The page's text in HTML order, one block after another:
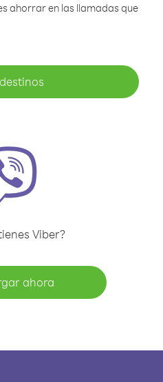
ahorrar en las llamadas que
Viber?
ahora